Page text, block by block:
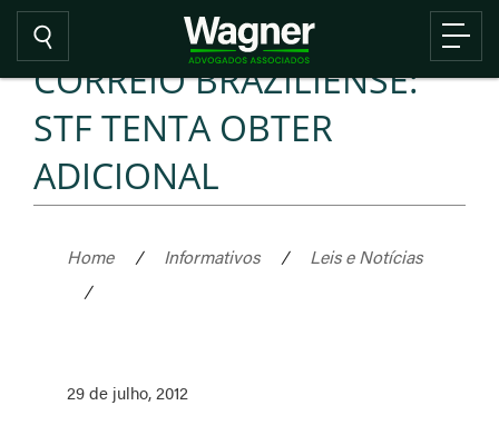
CORREIO BRAZILIENSE:
STF TENTA OBTER
ADICIONAL
Home / Informativos /
Leis e Notícias
/
29 de julho, 2012